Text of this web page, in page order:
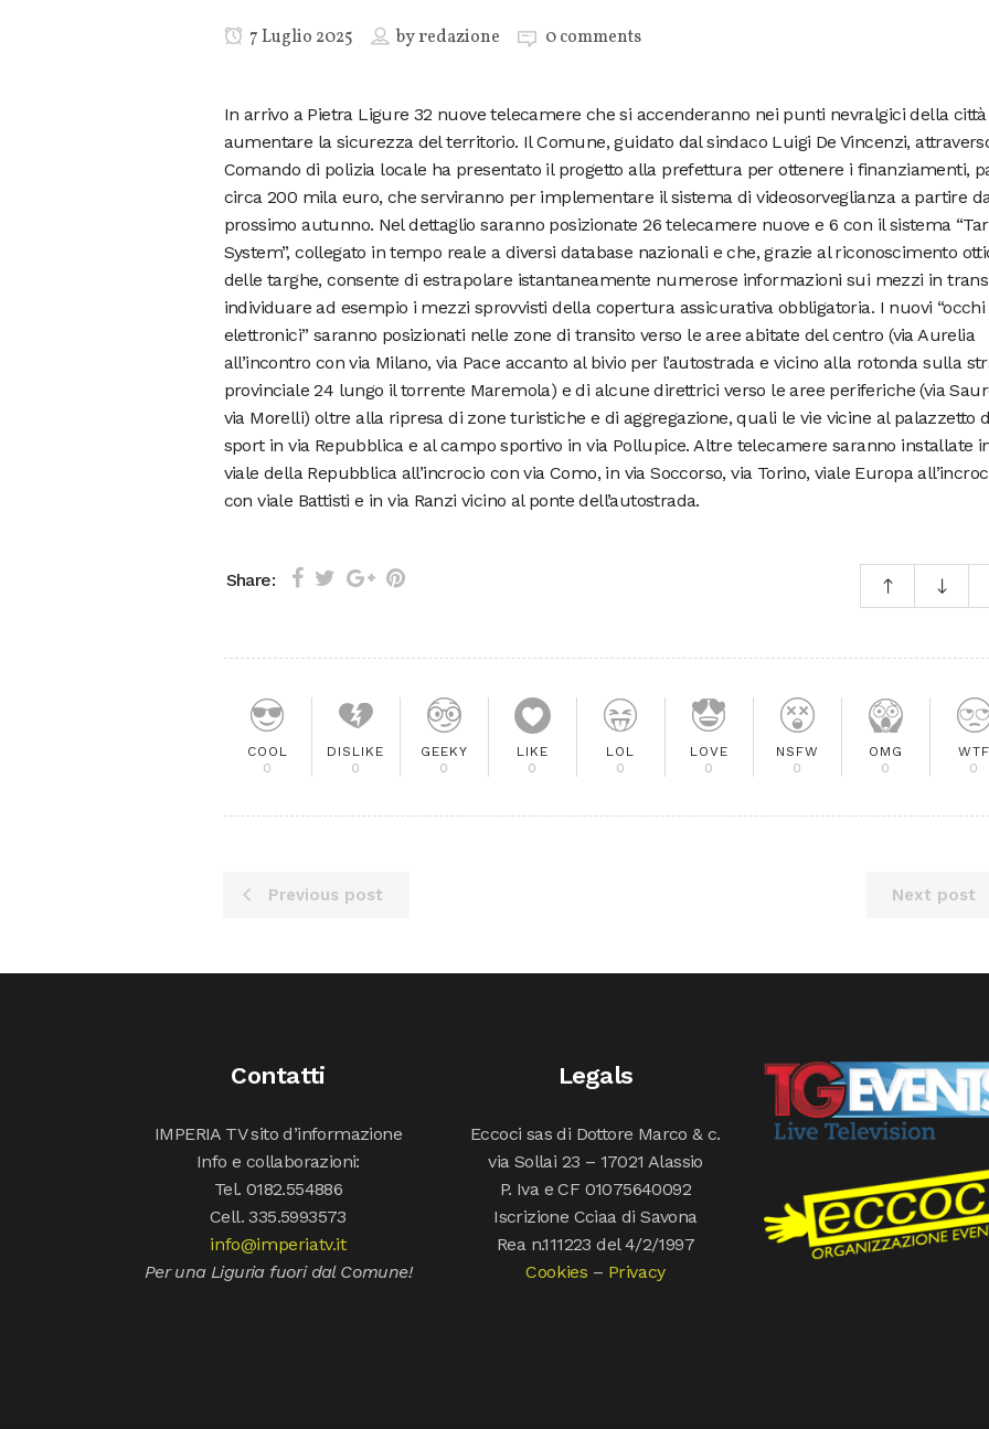
7 Luglio 2025 byredazione 0 comments
In arrivo a Pietra Ligure 32 nuove telecamere che si accenderanno nei punti nevralgici della
aumentare la sicurezza del territorio. Il Comune, guidato dal sindaco Luigi De Vincenzi,
Comando di polizia locale ha presentato il progetto alla prefettura per ottenere i finanziamenti,
circa 200 mila euro, che serviranno per implementare il sistema di videosorveglianza a partire
prossimo autunno. Nel dettaglio saranno posizionate 26 telecamere nuove e 6 con il sistema
System”, collegato in tempo reale a diversi database nazionali e che, grazie al riconoscimento
delle targhe, consente di estrapolare istantaneamente numerose informazioni sui mezzi in
individuare ad esempio i mezzi sprovvisti della copertura assicurativa obbligatoria. I nuovi “occhi
elettronici” saranno posizionati nelle zone di transito verso le aree abitate del centro (via Aurelia
all’incontro con via Milano, via Pace accanto al bivio per l’autostrada e vicino alla rotonda sulla
provinciale 24 lungo il torrente Maremola) e di alcune direttrici verso le aree periferiche (via
via Morelli) oltre alla ripresa di zone turistiche e di aggregazione, quali le vie vicine al palazzetto
sport in via Repubblica e al campo sportivo in via Pollupice. Altre telecamere saranno installate
viale della Repubblica all’incrocio con via Como, in via Soccorso, via Torino, viale Europa
con viale Battisti e in via Ranzi vicino al ponte dell’autostrada.
Share:
COOL
0
DISLIKE
0
GEEKY
0
LIKE
0
LOL
0
LOVE
0
NSFW
0
OMG
0
WTF
0
Previous post Next post
Contatti
IMPERIA TV sito d’informazione
Info e collaborazioni:
Tel. 0182.554886
Cell. 335.5993573
info@imperiatv.it
Per una Liguria fuori dal Comune!
Legals
Eccoci sas di Dottore Marco & c.
via Sollai 23 – 17021 Alassio
P. Iva e CF 01075640092
Iscrizione Cciaa di Savona
Rea n.111223 del 4/2/1997
Cookies – Privacy